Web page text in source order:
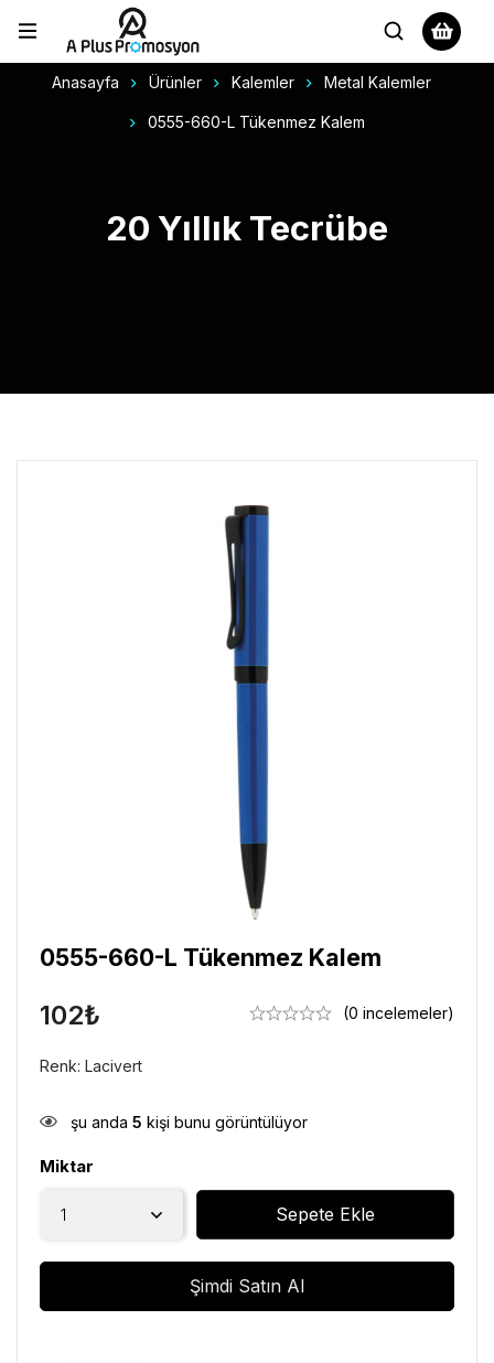
Anasayfa Ürünler Kalemler Metal Kalemler
0555-660-L Tükenmez Kalem
20 Yıllık Tecrübe
0555-660-L Tükenmez Kalem
102₺ (0 incelemeler)
Renk: Lacivert
şu anda 5 kişi bunu görüntülüyor
Miktar
Sepete Ekle
Şimdi Satın Al